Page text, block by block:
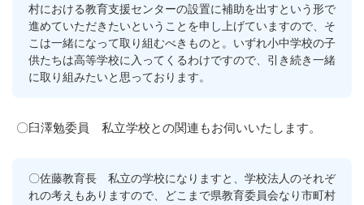
村における教育支援センターの設置に補助を出すという形で
進めていただきたいということを申し上げていますので、そ
こは一緒になって取り組むべきものと。いずれ小中学校の子
供たちは高等学校に入ってくるわけですので、引き続き一緒
に取り組みたいと思っております。
〇臼澤勉委員 私立学校との関連もお伺いいたします。
〇佐藤教育長 私立の学校になりますと、学校法人のそれぞ
れの考えもありますので、どこまで県教育委員会なり市町村